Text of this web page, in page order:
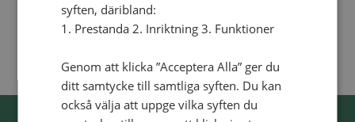
syften, däribland:
1. Prestanda 2. Inriktning 3. Funktioner
Genom att klicka ”Acceptera Alla” ger du
ditt samtycke till samtliga syften. Du kan
också välja att uppge vilka syften du